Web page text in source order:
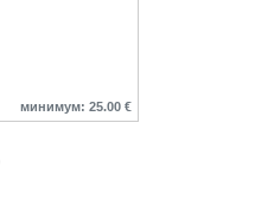
минимум: 25.00 €